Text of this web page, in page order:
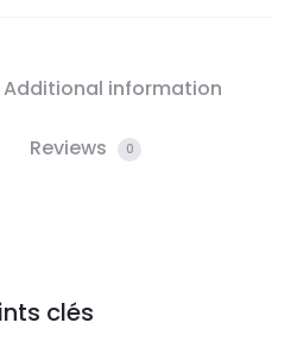
Additional information
Reviews 0
clés